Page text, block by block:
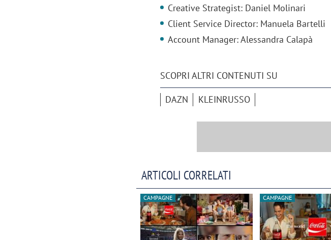
Creative Strategist: Daniel Molinari
Client Service Director: Manuela Bartelli
Account Manager: Alessandra Calapà
SCOPRI ALTRI CONTENUTI SU
DAZN KLEINRUSSO
ARTICOLI CORRELATI
CAMPAGNE CAMPAGNE